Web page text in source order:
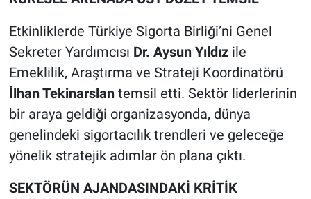
Etkinliklerde Türkiye Sigorta Birliği’ni Genel
Sekreter Yardımcısı Dr. Aysun Yıldızile
Emeklilik, Araştırma ve Strateji Koordinatörü
İlhan Tekinarslantemsil etti. Sektör liderlerinin
bir araya geldiği organizasyonda, dünya
genelindeki sigortacılık trendleri ve geleceğe
yönelik stratejik adımlar ön plana çıktı.
SEKTÖRÜN AJANDASINDAKİ KRİTİK